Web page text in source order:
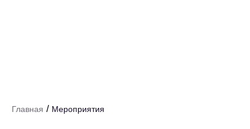
Главная / Мероприятия